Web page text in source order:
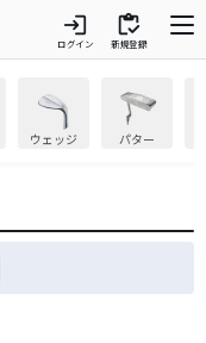
login
ログイン
inventory
新規登録
ウェッジ パター